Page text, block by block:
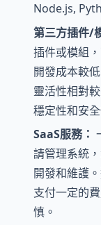
Node.js,
第三方插件/
插件或模組
開發成本較
靈活性相對
穩定性和安全
SaaS服務：
請管理系統
開發和維護
支付一定的
慎。